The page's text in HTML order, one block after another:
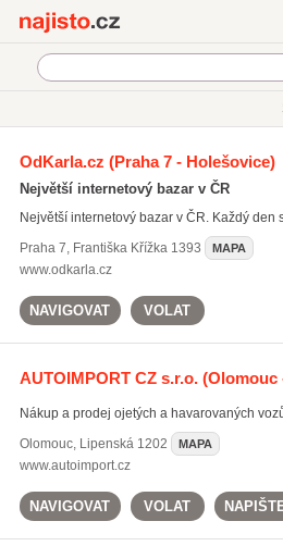
Autobazary a motobazary (1586)
Starožitnosti a umění (110)
OdKarla.cz (Praha 7 - Holešovice)
Největší internetový bazar v ČR
Největší internetový bazar v ČR. Každý den
Praha 7, Františka Křížka 1393 MAPA
www.odkarla.cz
NAVIGOVAT VOLAT
AUTOIMPORT CZ s.r.o.(Olomouc
Nákup a prodej ojetých a havarovaných
Olomouc, Lipenská 1202 MAPA
www.autoimport.cz
NAVIGOVAT VOLAT